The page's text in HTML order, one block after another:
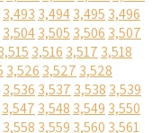
3,493 3,4943,495 3,496
3,5043,505 3,506 3,507
3,516 3,517 3,518
3,526 3,527 3,528
3,536 3,537 3,538 3,539
3,547 3,548 3,549 3,550
3,558 3,559 3,560 3,561